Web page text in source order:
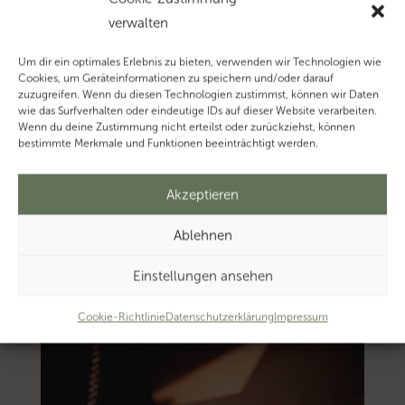
verwalten
Um dir ein optimales Erlebnis zu bieten, verwenden wir Technologien wie
Cookies, um Geräteinformationen zu speichern und/oder darauf
zuzugreifen. Wenn du diesen Technologien zustimmst, können wir Daten
wie das Surfverhalten oder eindeutige IDs auf dieser Website verarbeiten.
Wenn du deine Zustimmung nicht erteilst oder zurückziehst, können
bestimmte Merkmale und Funktionen beeinträchtigt werden.
Akzeptieren
Ablehnen
Einstellungen ansehen
Cookie-RichtlinieDatenschutzerklärungImpressum